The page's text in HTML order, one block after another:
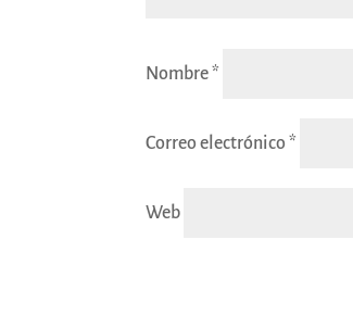
Nombre*
Correo electrónico*
Web